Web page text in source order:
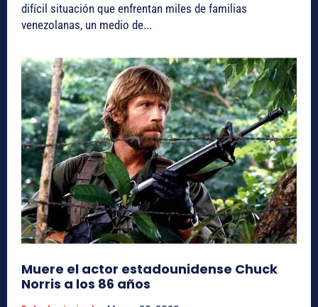
difícil situación que enfrentan miles de familias
venezolanas, un medio de...
Muere el actor estadounidense Chuck
Norris a los 86 años